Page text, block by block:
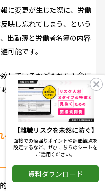
に変更が生じた際に、労働
映し忘れてしまう、という
出勤簿と労働者名簿の内容
可能です。
しているかどうかを入念に
れば、最新の雇用情報で両
る項目一覧とチェッ
な出勤簿に記載される項目
【離職リスクを未然に防ぐ】
面接での深堀りポイントや評価観点を
設定するなど、ぜひこちらのシートを
ご活用ください。
資料ダウンロード